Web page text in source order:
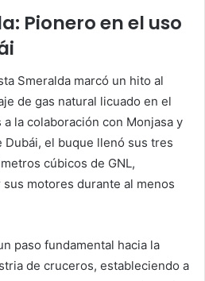
Pionero en el uso
Smeralda marcó un hito al
de gas natural licuado en el
la colaboración con Monjasa y
Dubái, el buque llenó sus tres
cúbicos de GNL,
motores durante al menos
paso fundamental hacia la
de cruceros, estableciendo a